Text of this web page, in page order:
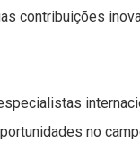
contribuições
no